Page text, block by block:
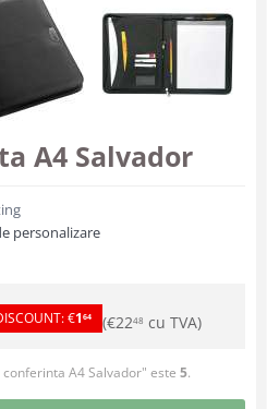
A4 Salvador
personalizare
€1 64 (€2248 cu TVA)
A4 Salvador" este 5.